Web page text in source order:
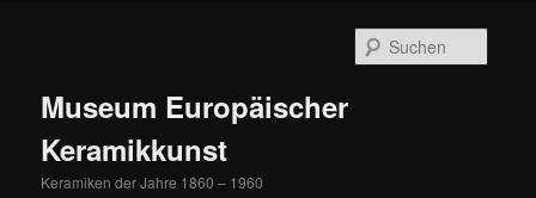
Museum Europäischer
Keramikkunst
Keramiken der Jahre 1860 – 1960